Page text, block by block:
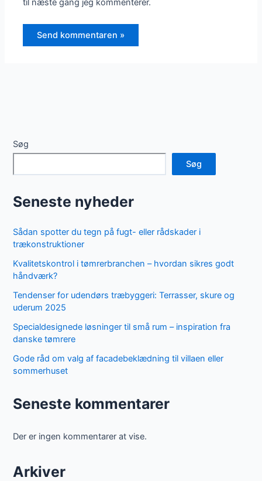
til næste gang jeg kommenterer.
Søg
Søg
Seneste nyheder
Sådan spotter du tegn på fugt- eller rådskader i
trækonstruktioner
Kvalitetskontrol i tømrerbranchen – hvordan sikres godt
håndværk?
Tendenser for udendørs træbyggeri: Terrasser, skure og
uderum 2025
Specialdesignede løsninger til små rum – inspiration fra
danske tømrere
Gode råd om valg af facadebeklædning til villaen eller
sommerhuset
Seneste kommentarer
Der er ingen kommentarer at vise.
Arkiver